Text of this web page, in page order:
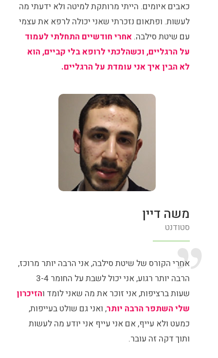
כאבים איומים. הייתי מרותקת למיטה ולא ידעתי מה
לעשות. ופתאום נזכרתי שאני יכולה לרפא את עצמי
עם שיטת סילבה. אחרי חודשיים התחלתי לעמוד
על הרגליים, וכשהלכתי לרופא בלי קביים, הוא
לא הבין איך אני עומדת על הרגליים.
משה דיין
סטודנט
אחרי הקורס של שיטת סילבה, אני הרבה יותר מרוכז,
הרבה יותר רגוע, אני יכול לשבת על החומר 3-4
שעות ברציפות, אני זוכר את מה שאני לומד והזיכרון
שלי השתפר הרבה יותר, ואני גם שולט בעייפות,
כמעט ולא עייף, אם אני עייף אני יודע מה לעשות
ותוך דקה זה עובר.